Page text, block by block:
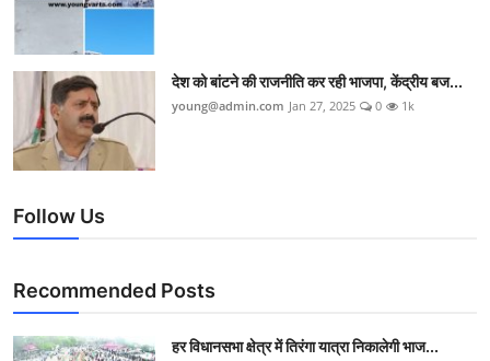
देश को बांटने की राजनीति कर रही भाजपा, केंद्रीय बज...
young@admin.com Jan 27, 2025 0 1k
Follow Us
Recommended Posts
हर विधानसभा क्षेत्र में तिरंगा यात्रा निकालेगी भाज...